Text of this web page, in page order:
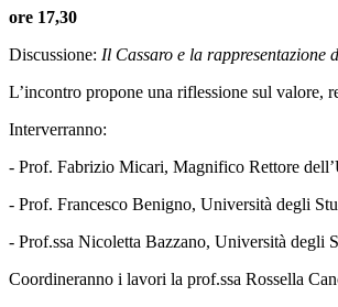
ore 17,30
Discussione: Il Cassaro e la rappresentazione
L’incontro propone una riflessione sul valore,
Interverranno:
- Prof. Fabrizio Micari, Magnifico Rettore
- Prof. Francesco Benigno, Università degli
- Prof.ssa Nicoletta Bazzano, Università degli
Coordineranno i lavori la prof.ssa Rossella